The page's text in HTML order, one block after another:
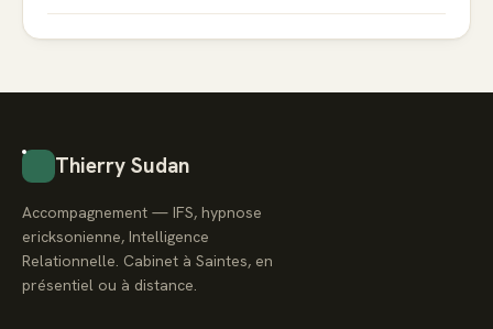
Thierry Sudan
Accompagnement — IFS, hypnose
ericksonienne, Intelligence
Relationnelle. Cabinet à Saintes, en
présentiel ou à distance.